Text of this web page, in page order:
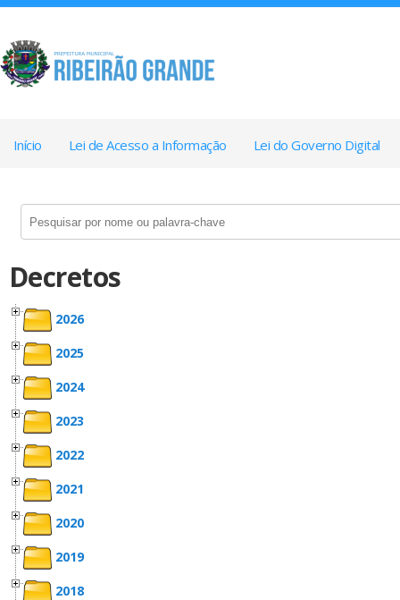
Início Lei de Acesso a Informação Lei do Governo Digital
Decretos
2026
2025
2024
2023
2022
2021
2020
2019
2018